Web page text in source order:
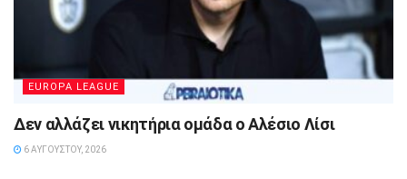
EUROPA LEAGUE
Δεν αλλάζει νικητήρια ομάδα ο Αλέσιο Λίσι
6 ΑΥΓΟΎΣΤΟΥ, 2026